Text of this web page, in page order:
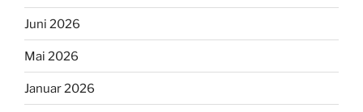
Juni 2026
Mai 2026
Januar 2026